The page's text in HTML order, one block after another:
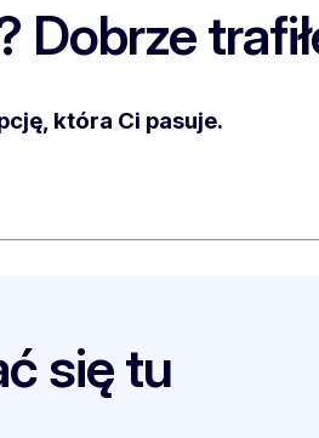
Dobrze
która Ci pasuje.
się tu